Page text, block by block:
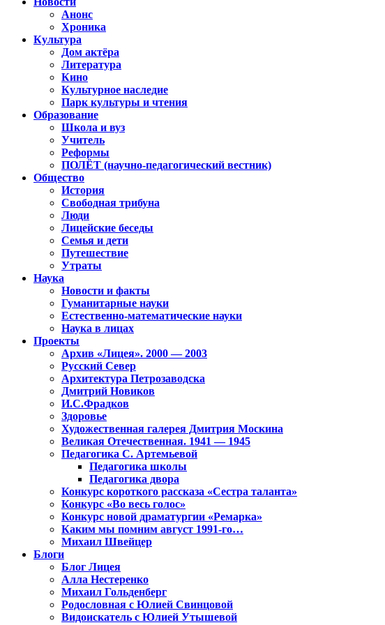
Анонс
Хроника
Культура
Дом актёра
Литература
Кино
Культурное наследие
Парк культуры и чтения
Образование
Школа и вуз
Учитель
Реформы
ПОЛЁТ (научно-педагогический вестник)
Общество
История
Свободная трибуна
Люди
Лицейские беседы
Семья и дети
Путешествие
Утраты
Наука
Новости и факты
Гуманитарные науки
Естественно-математические науки
Наука в лицах
Проекты
Архив «Лицея». 2000 — 2003
Русский Север
Архитектура Петрозаводска
Дмитрий Новиков
И.С.Фрадков
Здоровье
Художественная галерея Дмитрия Москина
Великая Отечественная. 1941 — 1945
Педагогика С. Артемьевой
Педагогика школы
Педагогика двора
Конкурс короткого рассказа «Сестра таланта»
Конкурс «Во весь голос»
Конкурс новой драматургии «Ремарка»
Каким мы помним август 1991-го…
Михаил Швейцер
Блоги
Блог Лицея
Алла Нестеренко
Михаил Гольденберг
Родословная с Юлией Свинцовой
Видоискатель с Юлией Утышевой